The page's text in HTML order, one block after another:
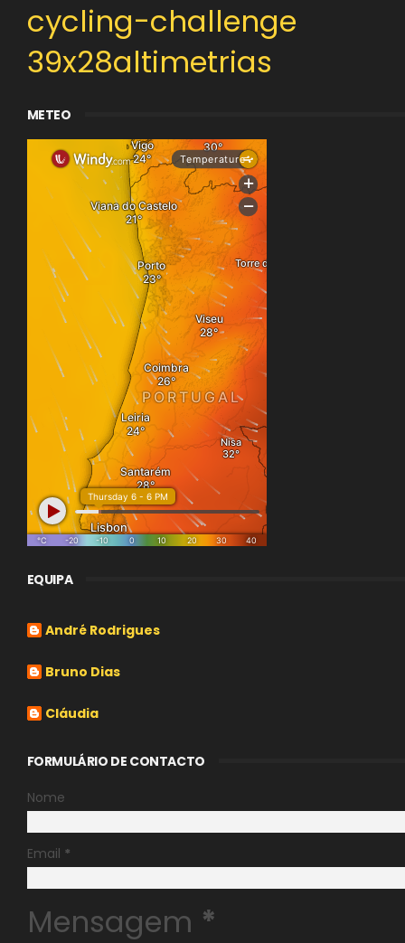
cycling-challenge
39x28altimetrias
METEO
EQUIPA
André Rodrigues
Bruno Dias
Cláudia
FORMULÁRIO DE CONTACTO
Nome
Email *
Mensagem *